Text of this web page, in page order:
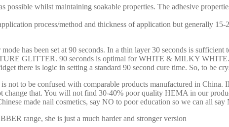
possible whilst maintaining soakable properties. The adhesive
process/method and thickness of application but generally
has been set at 90 seconds. In a thin layer 30 seconds is
GLITTER. 90 seconds is optimal for WHITE & MILKY WHITE.
there is logic in setting a standard 90 second cure time. So, to be
to be confused with comparable products manufactured in
change that. You will not find 30-40% poor quality HEMA in our
made nail cosmetics, say NO to poor education so we can all say
range, she is just a much harder and stronger version